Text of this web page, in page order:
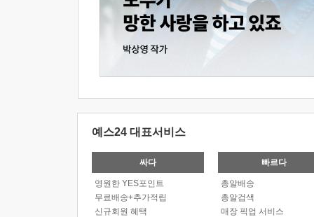
예스24 대표서비스
싸다
영원한 YES포인트
무료배송+추가적립
신규회원 혜택
빠르다
총알배송
총알검색
매장 픽업 서비스